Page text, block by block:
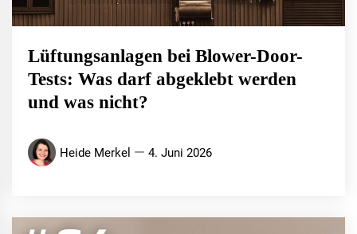
Lüftungsanlagen bei Blower-Door-
Tests: Was darf abgeklebt werden
und was nicht?
Heide Merkel 4. Juni 2026